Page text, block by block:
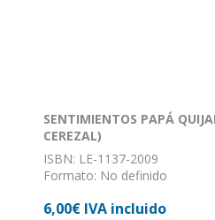
SENTIMIENTOS PAPÁ
CEREZAL)
ISBN: LE-1137-2009
Formato: No definido
6,00€ IVA incluido